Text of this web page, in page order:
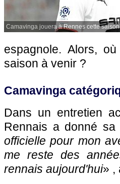
Camavinga jouera à Rennes cette saison
espagnole. Alors,
saison à venir ?
Camavinga
Dans un entretien
Rennais a donné
officielle pour mon
me reste des
rennais aujourd'hui» ,